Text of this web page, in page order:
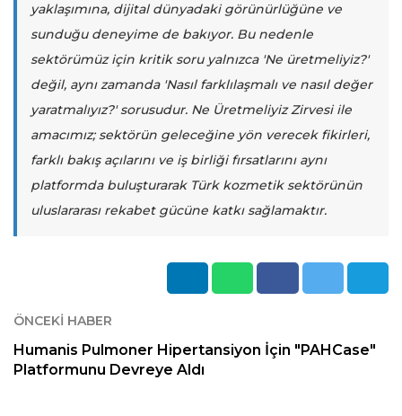
yaklaşımına, dijital dünyadaki görünürlüğüne ve
sunduğu deneyime de bakıyor. Bu nedenle
sektörümüz için kritik soru yalnızca 'Ne üretmeliyiz?'
değil, aynı zamanda 'Nasıl farklılaşmalı ve nasıl değer
yaratmalıyız?' sorusudur. Ne Üretmeliyiz Zirvesi ile
amacımız; sektörün geleceğine yön verecek fikirleri,
farklı bakış açılarını ve iş birliği fırsatlarını aynı
platformda buluşturarak Türk kozmetik sektörünün
uluslararası rekabet gücüne katkı sağlamaktır.
ÖNCEKI HABER
Humanis Pulmoner Hipertansiyon İçin "PAHCase"
Platformunu Devreye Aldı